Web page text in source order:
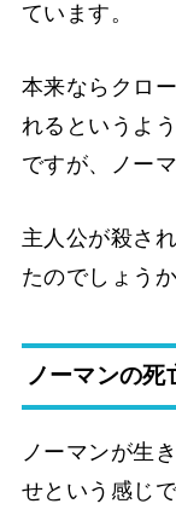
ています。
本来ならクロ
れるというよ
ですが、ノー
主人公が殺さ
たのでしょうか
ノーマンの死
ノーマンが生
せという感じ